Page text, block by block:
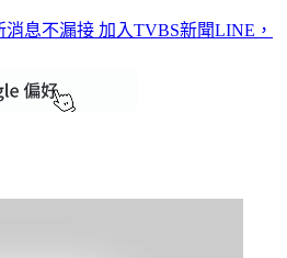
消息不漏接 加入TVBS新聞LINE，